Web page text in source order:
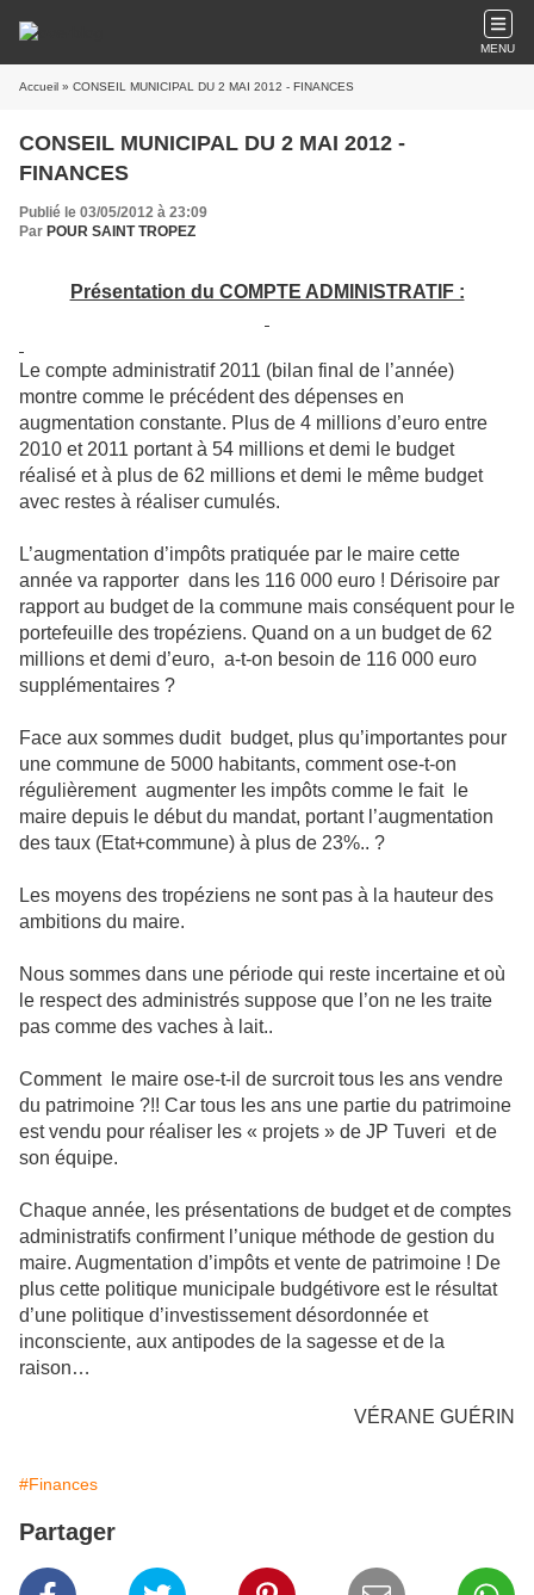
MENU
Accueil » CONSEIL MUNICIPAL DU 2 MAI 2012 - FINANCES
CONSEIL MUNICIPAL DU 2 MAI 2012 -
FINANCES
Publié le 03/05/2012 à 23:09
Par POUR SAINT TROPEZ
Présentation du COMPTE ADMINISTRATIF :
Le compte administratif 2011 (bilan final de l’année)
montre comme le précédent des dépenses en
augmentation constante. Plus de 4 millions d’euro entre
2010 et 2011 portant à 54 millions et demi le budget
réalisé et à plus de 62 millions et demi le même budget
avec restes à réaliser cumulés.
L’augmentation d’impôts pratiquée par le maire cette
année va rapporter dans les 116 000 euro ! Dérisoire par
rapport au budget de la commune mais conséquent pour le
portefeuille des tropéziens. Quand on a un budget de 62
millions et demi d’euro, a-t-on besoin de 116 000 euro
supplémentaires ?
Face aux sommes dudit budget, plus qu’importantes pour
une commune de 5000 habitants, comment ose-t-on
régulièrement augmenter les impôts comme le fait le
maire depuis le début du mandat, portant l’augmentation
des taux (Etat+commune) à plus de 23%.. ?
Les moyens des tropéziens ne sont pas à la hauteur des
ambitions du maire.
Nous sommes dans une période qui reste incertaine et où
le respect des administrés suppose que l’on ne les traite
pas comme des vaches à lait..
Comment le maire ose-t-il de surcroit tous les ans vendre
du patrimoine ?!! Car tous les ans une partie du patrimoine
est vendu pour réaliser les « projets » de JP Tuveri et de
son équipe.
Chaque année, les présentations de budget et de comptes
administratifs confirment l’unique méthode de gestion du
maire. Augmentation d’impôts et vente de patrimoine ! De
plus cette politique municipale budgétivore est le résultat
d’une politique d’investissement désordonnée et
inconsciente, aux antipodes de la sagesse et de la
raison…
VÉRANE GUÉRIN
#Finances
Partager